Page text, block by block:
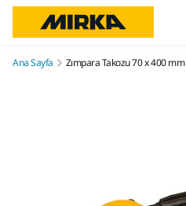
Ana Sayfa Zımpara Takozu 70 x 400 mm